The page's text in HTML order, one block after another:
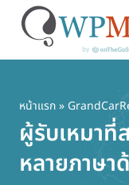
เนื้อหา
หลัก
หน้าแรก»
ผู้รับเหมาที่
หลายภาษ